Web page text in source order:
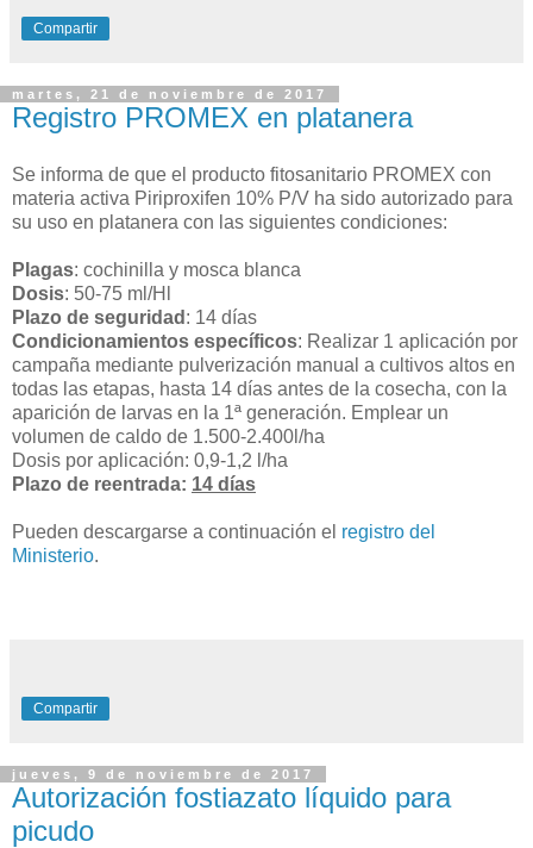
Compartir
martes, 21 de noviembre de 2017
Registro PROMEX en platanera
Se informa de que el producto fitosanitario PROMEX con
materia activa Piriproxifen 10% P/V ha sido autorizado para
su uso en platanera con las siguientes condiciones:
Plagas: cochinilla y mosca blanca
Dosis: 50-75 ml/Hl
Plazo de seguridad : 14 días
Condicionamientos específicos: Realizar 1 aplicación por
campaña mediante pulverización manual a cultivos altos en
todas las etapas, hasta 14 días antes de la cosecha, con la
aparición de larvas en la 1ª generación. Emplear un
volumen de caldo de 1.500-2.400l/ha
Dosis por aplicación: 0,9-1,2 l/ha
Plazo de reentrada: 14 días
Pueden descargarse a continuación el registro del
Ministerio.
Compartir
jueves, 9 de noviembre de 2017
Autorización fostiazato líquido para
picudo